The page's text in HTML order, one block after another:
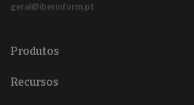
geral@iberinform.pt
Produtos
Recursos